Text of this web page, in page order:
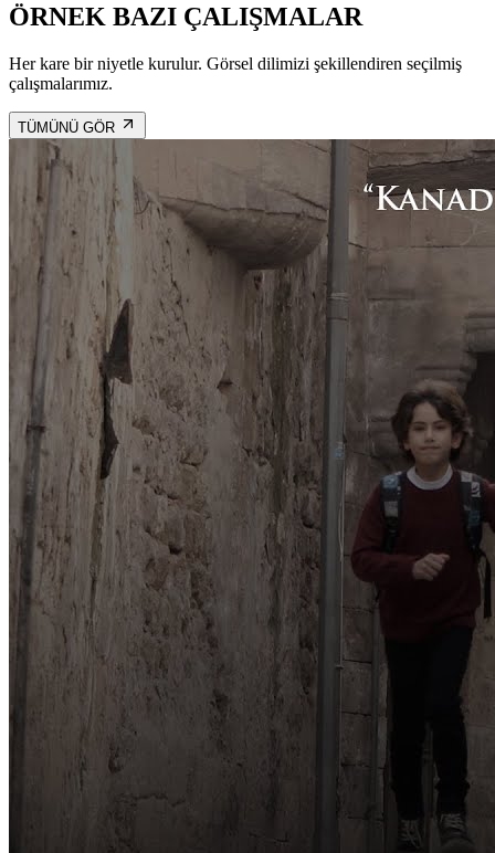
ÖRNEK BAZI ÇALIŞMALAR
Her kare bir niyetle kurulur. Görsel dilimizi şekillendiren seçilmiş
çalışmalarımız.
TÜMÜNÜ GÖR